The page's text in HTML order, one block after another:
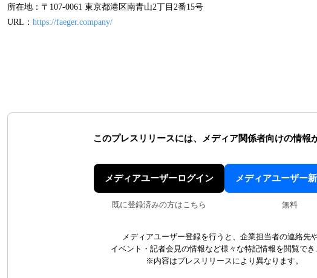
所在地：〒107-0061 東京都港区南青山2丁目2番15号
URL： https://faeger.company/
このプレスリリースには、 メディア関係者向けの情報
メディアユーザーログイン
既に登録済みの方はこちら
メディアユーザー
無料
メディアユーザー登録を行うと、企業担当者の連絡先や
イベント・記者会見の情報など様々な特記情報を閲覧でき
※内容はプレスリリースにより異なります。